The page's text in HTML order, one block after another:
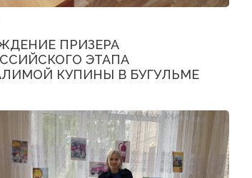
ПРИЗЕРА
ЭТАПА
КУПИНЫ В БУГУЛЬМЕ